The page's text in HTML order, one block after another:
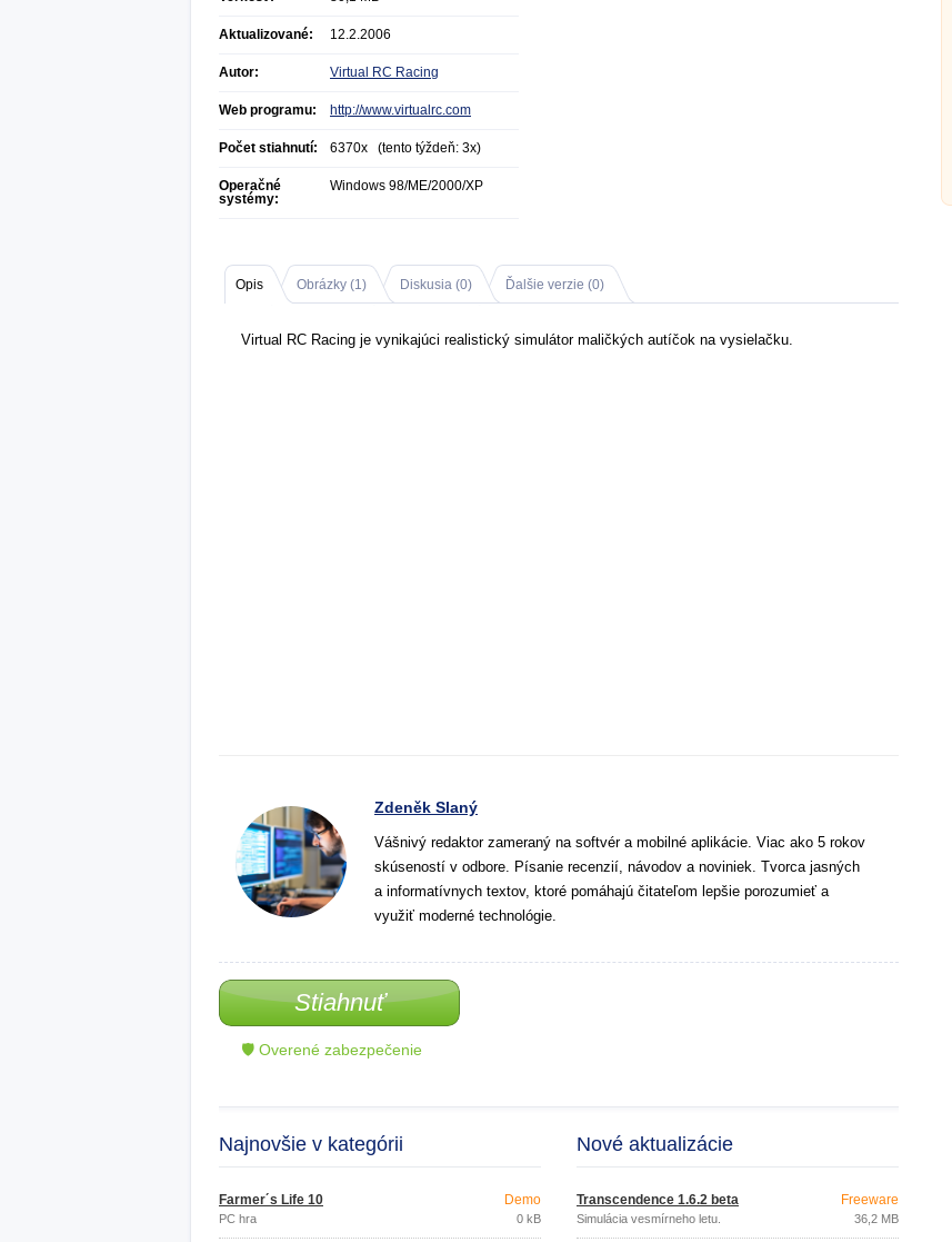
Aktualizované: 12.2.2006
Autor: Virtual RC Racing
Web programu: http://www.virtualrc.com
Počet stiahnutí: 6370x (tento týždeň: 3x)
Operačné
systémy:
Windows 98/ME/2000/XP
Opis Obrázky (1) Diskusia (0) Ďalšie verzie (0)
Virtual RC Racing je vynikajúci realistický simulátor maličkých autíčok na vysielačku.
Zdeněk Slaný
Vášnivý redaktor zameraný na softvér a mobilné aplikácie. Viac ako 5 rokov
skúseností v odbore. Písanie recenzií, návodov a noviniek. Tvorca jasných
a informatívnych textov, ktoré pomáhajú čitateľom lepšie porozumieť a
využiť moderné technológie.
Stiahnuť
🛡 Overené zabezpečenie
Najnovšie v kategórii
Farmer´s Life 10
PC hra
Demo
0 kB
Nové aktualizácie
Transcendence 1.6.2 beta
Simulácia vesmírneho letu.
Freeware
36,2 MB